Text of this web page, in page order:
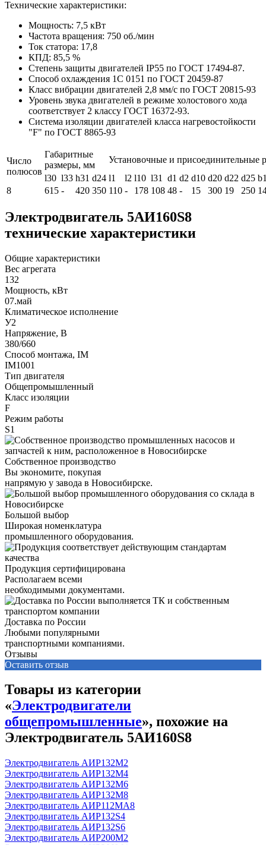
Технические характеристики:
Мощность: 7,5 кВт
Частота вращения: 750 об./мин
Ток статора: 17,8
КПД: 85,5 %
Степень защиты двигателей IP55 по ГОСТ 17494-87.
Способ охлаждения 1С 0151 по ГОСТ 20459-87
Класс вибрации двигателей 2,8 мм/с по ГОСТ 20815-93
Уровень звука двигателей в режиме холостового хода
соответствует 2 классу ГОСТ 16372-93.
Система изоляции двигателей класса нагревостойкости
"F" по ГОСТ 8865-93
Число
полюсов
Габаритные
размеры, мм
Установочные и присоединительные
l30 l33 h31 d24 l1 l2 l10 l31 d1 d2 d10 d20 d22 d25
8
615 - 420 350 110 - 178 108 48 - 15 300 19 250
Электродвигатель 5АИ160S8
технические характеристики
Общие характеристики
Вес агрегата
132
Мощность, кВт
07.май
Климатическое исполнение
У2
Напряжение, В
380/660
Способ монтажа, IM
IM1001
Тип двигателя
Общепромышленный
Класс изоляции
F
Режим работы
S1
Собственное производство
Вы экономите, покупая
напрямую у завода в Новосибирске.
Большой выбор
Широкая номенклатура
промышленного оборудования.
Продукция сертифицирована
Располагаем всеми
необходимыми документами.
Доставка по России
Любыми популярными
транспортными компаниями.
Отзывы
Оставить отзыв
Товары из категории
«Электродвигатели
общепромышленные», похожие на
Электродвигатель 5АИ160S8
Электродвигатель АИР132М2
Электродвигатель АИР132М4
Электродвигатель АИР132М6
Электродвигатель АИР132М8
Электродвигатель АИР112МА8
Электродвигатель АИР132S4
Электродвигатель АИР132S6
Электродвигатель АИР200М2